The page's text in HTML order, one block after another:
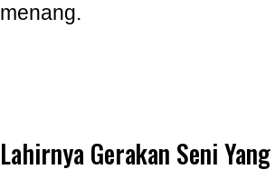
menang.
Lahirnya Gerakan Seni